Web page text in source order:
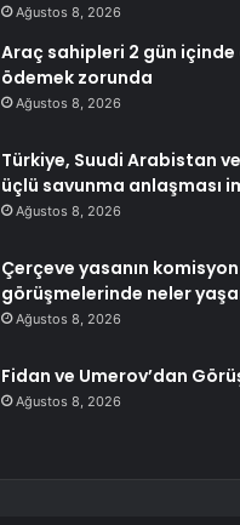
Ağustos 8, 2026
Araç sahipleri 2 gün içinde
ödemek zorunda
Ağustos 8, 2026
Türkiye, Suudi Arabistan
üçlü savunma anlaşması
Ağustos 8, 2026
Çerçeve yasanın komisyon
görüşmelerinde neler
Ağustos 8, 2026
Fidan ve Umerov’dan
Ağustos 8, 2026